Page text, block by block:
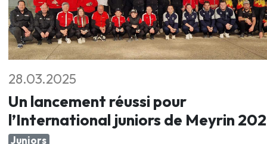
28.03.2025
Un lancement réussi pour
l’International juniors de Meyrin
Juniors